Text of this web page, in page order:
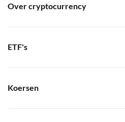
Over cryptocurrency
ETF's
Koersen